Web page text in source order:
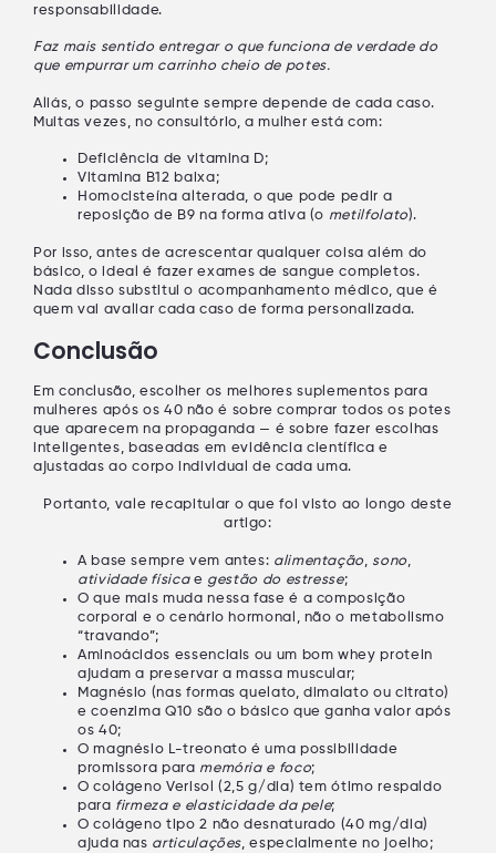
responsabilidade.
Faz mais sentido entregar o que funciona de verdade do
que empurrar um carrinho cheio de potes.
Aliás, o passo seguinte sempre depende de cada caso.
Muitas vezes, no consultório, a mulher está com:
Deficiência de vitamina D;
Vitamina B12 baixa;
Homocisteína alterada, o que pode pedir a
reposição de B9 na forma ativa (o metilfolato).
Por isso, antes de acrescentar qualquer coisa além do
básico, o ideal é fazerexames de sangue completos.
Nada disso substitui o acompanhamento médico, que é
quem vai avaliar cada caso de forma personalizada.
Conclusão
Em conclusão, escolher os melhores suplementos para
mulheres após os 40 não é sobre comprar todos os potes
que aparecem na propaganda — é sobre fazer escolhas
inteligentes, baseadas em evidência científica e
ajustadas ao corpo individual de cada uma.
Portanto, vale recapitular o que foi visto ao longo deste
artigo:
A base sempre vem antes: alimentação, sono,
atividade físicae gestão do estresse;
O que mais muda nessa fase é a composição
corporal
e ocenário hormonal , não o metabolismo
“travando”;
Aminoácidos essenciais ou um bomwhey protein
ajudam a preservar a massa muscular;
Magnésio (nas formas quelato, dimalato ou citrato)
ecoenzima Q10 são o básico que ganha valor após
os 40;
Omagnésio L-treonato é uma possibilidade
promissora para memória e foco;
Ocolágeno Verisol
(2,5 g/dia) tem ótimo respaldo
para firmeza e elasticidade da pele;
Ocolágeno tipo 2 não desnaturado (40 mg/dia)
ajuda nas articulações, especialmente no joelho;